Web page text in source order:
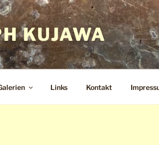
KUJAWA
Links Kontakt